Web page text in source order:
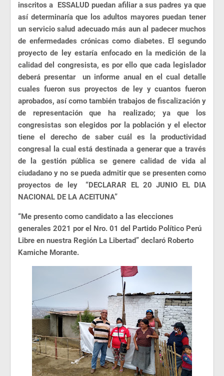
inscritos a ESSALUD puedan afiliar a sus padres ya que
así determinaría que los adultos mayores puedan tener
un servicio salud adecuado más aun al padecer muchos
de enfermedades crónicas como diabetes. El segundo
proyecto de ley estaría enfocado en la medición de la
calidad del congresista, es por ello que cada legislador
deberá presentar un informe anual en el cual detalle
cuales fueron sus proyectos de ley y cuantos fueron
aprobados, así como también trabajos de fiscalización y
de representación que ha realizado; ya que los
congresistas son elegidos por la población y el elector
tiene el derecho de saber cuál es la productividad
congresal la cual está destinada a generar que a través
de la gestión pública se genere calidad de vida al
ciudadano y no se pueda admitir que se presenten como
proyectos de ley “DECLARAR EL 20 JUNIO EL DIA
NACIONAL DE LA ACEITUNA”
“Me presento como candidato a las elecciones
generales 2021 por el Nro. 01 del Partido Político Perú
Libre en nuestra Región La Libertad” declaró Roberto
Kamiche Morante.